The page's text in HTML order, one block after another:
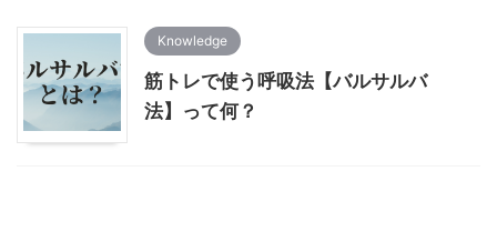
Knowledge
筋トレで使う呼吸法【バルサルバ
法】って何？